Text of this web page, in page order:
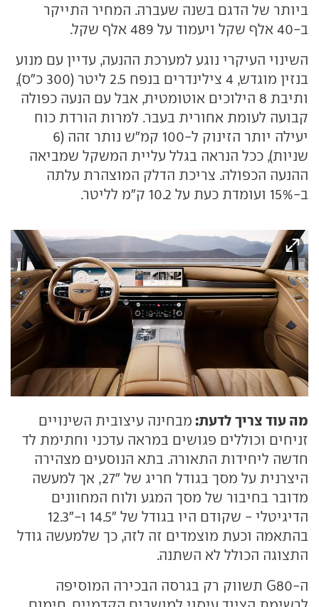
ביותר של הדגם בשנה שעברה. המחיר התייקר
ב-40 אלף שקל ויעמוד על 489 אלף שקל.
השינוי העיקרי נוגע למערכת ההנעה, עדיין עם מנוע
בנזין מוגדש, 4 צילינדרים בנפח 2.5 ליטר (300 כ"ס),
ותיבת 8 הילוכים אוטומטית, אבל עם הנעה כפולה
קבועה לעומת אחורית בעבר. למרות הורדת כוח
יעילה יותר הזינוק ל-100 קמ"ש נותר זהה (6
שניות), ככל הנראה בגלל עליית המשקל שמביאה
ההנעה הכפולה. צריכת הדלק המוצהרת עלתה
ב-15% ועומדת כעת על 10.2 ק"מ לליטר.
מה עוד צריך לדעת: מבחינה עיצובית השינויים
זניחים וכוללים פגושים במראה עדכני וחתימת לד
חדשה ליחידות התאורה. בתא הנוסעים מצהירה
היצרנית על מסך בגודל חריג של "27, אך למעשה
מדובר בחיבור של מסך המגע ולוח המחוונים
הדיגיטלי - שקודם היו בגודל של "14.5 ו-"12.3
בהתאמה וכעת מוצמדים זה לזה, כך שלמעשה גודל
התצוגה הכולל לא השתנה.
ה-G80 תשווק רק בגרסה הבכירה המוסיפה